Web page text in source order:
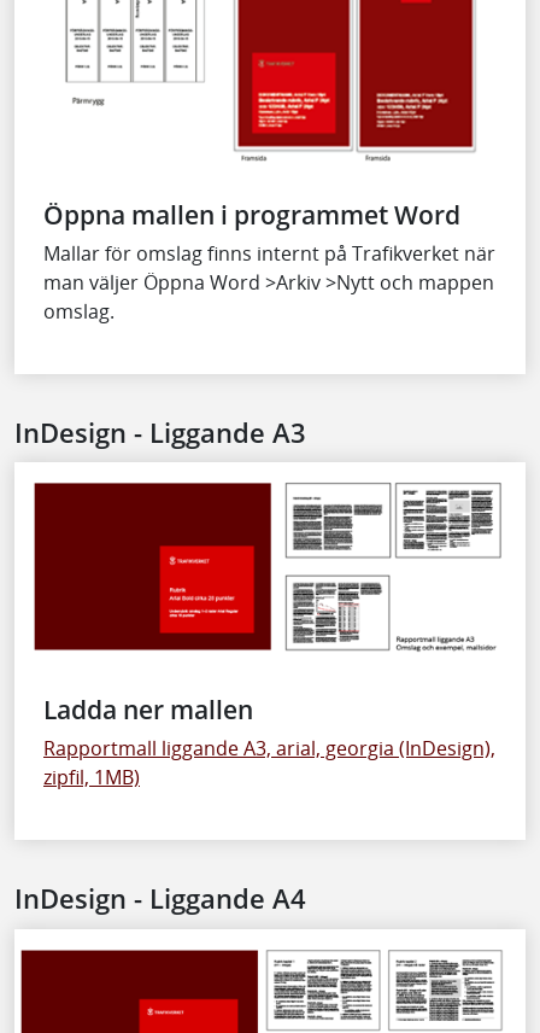
Öppna mallen i programmet Word
Mallar för omslag finns internt på Trafikverket när
man väljer Öppna Word >Arkiv >Nytt och mappen
omslag.
InDesign - Liggande A3
Ladda ner mallen
Rapportmall liggande A3, arial, georgia (InDesign),
zipfil, 1MB)
InDesign - Liggande A4